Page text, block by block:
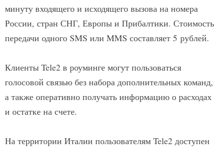
минуту входящего и исходящего вызова на номера
России, стран СНГ, Европы и Прибалтики. Стоимость
передачи одного SMS или MMS составляет 5 рублей.
Клиенты Tele2 в роуминге могут пользоваться
голосовой связью без набора дополнительных команд,
а также оперативно получать информацию о расходах
и остатке на счете.
На территории Италии пользователям Tele2 доступен